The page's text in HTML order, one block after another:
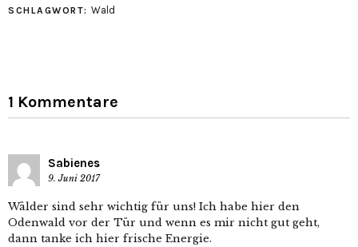
SCHLAGWORT: Wald
1 Kommentare
Sabienes
9. Juni 2017
Wälder sind sehr wichtig für uns! Ich habe hier den
Odenwald vor der Tür und wenn es mir nicht gut geht,
dann tanke ich hier frische Energie.